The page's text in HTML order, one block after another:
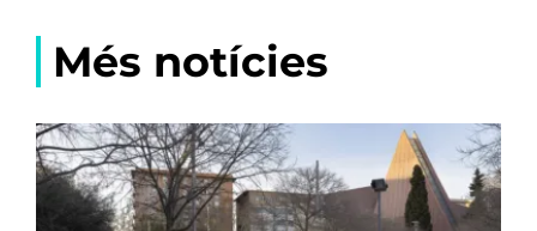
Més notícies